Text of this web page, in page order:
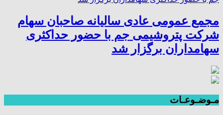
مجمع عمومی عادی سالیانه صاحبان سهام
شرکت پتروشیمی جم با حضور حداکثری
سهامداران برگزار شد
مـوضـوعـات